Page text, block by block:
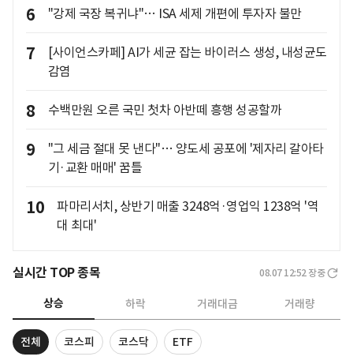
6 "강제 국장 복귀냐"… ISA 세제 개편에 투자자 불만
7
[사이언스카페] AI가 세균 잡는 바이러스 생성, 내성균도
감염
8 수백만원 오른 국민 첫차 아반떼 흥행 성공할까
9
"그 세금 절대 못 낸다"… 양도세 공포에 '제자리 갈아타
기·교환 매매' 꿈틀
10
파마리서치, 상반기 매출 3248억·영업익 1238억 '역
대 최대'
실시간 TOP 종목 08.07 12:52 장중
상승 하락 거래대금 거래량
전체 코스피 코스닥 ETF